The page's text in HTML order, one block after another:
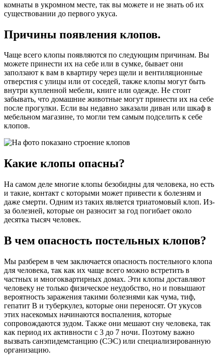
комнаты в укромном месте, так вы можете и не знать об их
существовании до первого укуса.
Причины появления клопов.
Чаще всего клопы появляются по следующим причинам. Вы
можете принести их на себе или в сумке, бывает они
заползают к вам в квартиру через щели и вентиляционные
отверстия с улицы или от соседей, также клопы могут быть
внутри купленной мебели, книге или одежде. Не стоит
забывать, что домашние животные могут принести их на себе
после прогулки. Если вы недавно заказали диван или шкаф в
мебельном магазине, то могли тем самым подселить к себе
клопов.
Какие клопы опасны?
На самом деле многие клопы безобидны для человека, но есть
и такие, контакт с которыми может привести к болезням и
даже смерти. Одним из таких является триатомовый клоп. Из-
за болезней, которые он разносит за год погибает около
десятка тысяч человек.
В чем опасность постельных клопов?
Мы разберем в чем заключается опасность постельного клопа
для человека, так как их чаще всего можно встретить в
частных и многоквартирных домах. Эти клопы доставляют
человеку не только физическое неудобство, но и повышают
вероятность заражения такими болезнями как чума, тиф,
гепатит В и туберкулез, которые они переносят. От укусов
этих насекомых начинаются воспаления, которые
сопровождаются зудом. Также они мешают сну человека, так
как период их активности с 3 до 7 ночи. Поэтому важно
вызвать санэпидемстанцию (СЭС) или специализированную
организацию.